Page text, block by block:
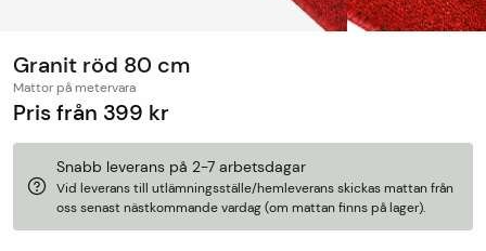
Granit röd 80 cm
Mattor på metervara
Pris från 399 kr
Snabb leverans på 2-7 arbetsdagar
Vid leverans till utlämningsställe/hemleverans skickas mattan från
oss senast nästkommande vardag (om mattan finns på lager).